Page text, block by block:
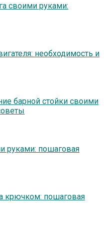
своими руками:
необходимость и
барной стойки своими
руками: пошаговая
крючком: пошаговая